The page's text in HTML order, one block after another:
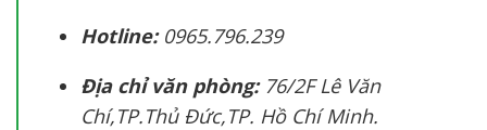
Hotline:0965.796.239
Địa chỉ văn phòng:76/2F Lê Văn
Chí,TP.Thủ Đức,TP. Hồ Chí Minh.